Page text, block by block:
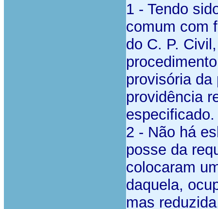
1 - Tendo
comum com
do C. P.
provisória
providência
especificado.
2 - Não há
posse da
colocaram
daquela,
mas